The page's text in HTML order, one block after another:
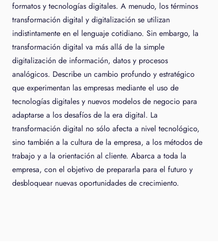
formatos y tecnologías digitales. A menudo, los términos
transformación digital y digitalización se utilizan
indistintamente en el lenguaje cotidiano. Sin embargo, la
transformación digital va más allá de la simple
digitalización de información, datos y procesos
analógicos. Describe un cambio profundo y estratégico
que experimentan las empresas mediante el uso de
tecnologías digitales y nuevos modelos de negocio para
adaptarse a los desafíos de la era digital. La
transformación digital no sólo afecta a nivel tecnológico,
sino también a la cultura de la empresa, a los métodos de
trabajo y a la orientación al cliente. Abarca a toda la
empresa, con el objetivo de prepararla para el futuro y
desbloquear nuevas oportunidades de crecimiento.